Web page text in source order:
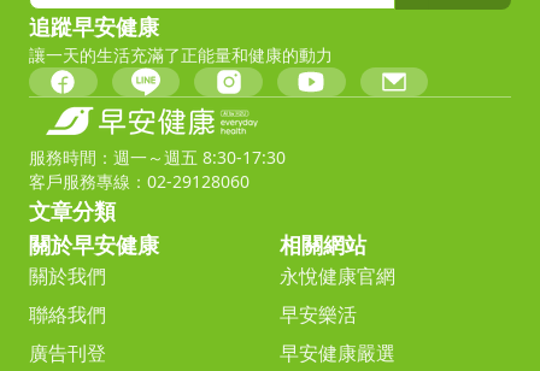
追蹤早安健康
讓一天的生活充滿了正能量和健康的動力
服務時間：週一～週五 8:30-17:30
客戶服務專線：02-29128060
文章分類
關於早安健康
關於我們
聯絡我們
廣告刊登
相關網站
永悅健康官網
早安樂活
早安健康嚴選